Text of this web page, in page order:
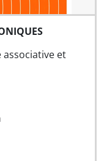
associative et